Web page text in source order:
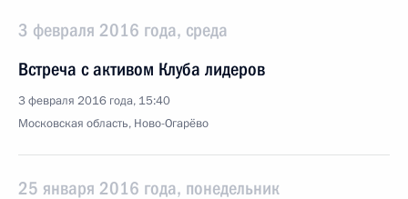
3 февраля 2016 года, среда
Встреча с активом Клуба лидеров
3 февраля 2016 года, 15:40
Московская область, Ново-Огарёво
25 января 2016 года, понедельник